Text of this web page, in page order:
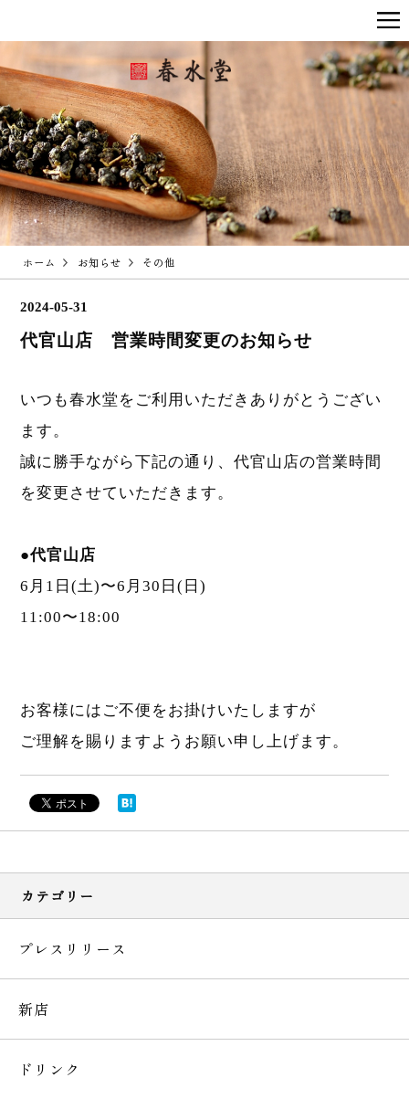
ホーム お知らせ その他
2024-05-31
代官山店 営業時間変更のお知らせ
いつも春水堂をご利用いただきありがとうござい
ます。
誠に勝手ながら下記の通り、代官山店の営業時間
を変更させていただきます。
●代官山店
6月1日(土)〜6月30日(日)
11:00〜18:00
お客様にはご不便をお掛けいたしますが
ご理解を賜りますようお願い申し上げます。
カテゴリー
プレスリリース
新店
ドリンク